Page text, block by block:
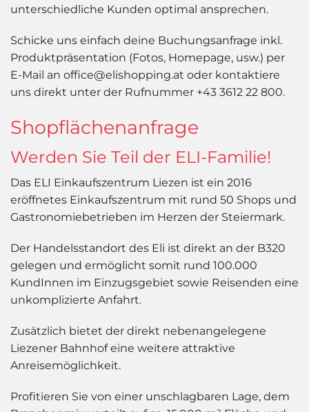
unterschiedliche Kunden optimal ansprechen.
Schicke uns einfach deine Buchungsanfrage inkl.
Produktpräsentation (Fotos, Homepage, usw.) per
E-Mail an office@elishopping.at oder kontaktiere
uns direkt unter der Rufnummer +43 3612 22 800.
Shopflächenanfrage
Werden Sie Teil der ELI-Familie!
Das ELI Einkaufszentrum Liezen ist ein 2016
eröffnetes Einkaufszentrum mit rund 50 Shops und
Gastronomiebetrieben im Herzen der Steiermark.
Der Handelsstandort des Eli ist direkt an der B320
gelegen und ermöglicht somit rund 100.000
KundInnen im Einzugsgebiet sowie Reisenden eine
unkomplizierte Anfahrt.
Zusätzlich bietet der direkt nebenangelegene
Liezener Bahnhof eine weitere attraktive
Anreisemöglichkeit.
Profitieren Sie von einer unschlagbaren Lage, dem